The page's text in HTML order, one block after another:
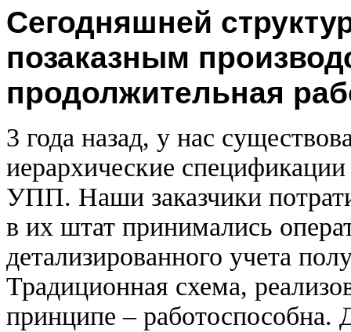
Сегодняшней
позаказным
продолжительная
3 года назад, у нас
иерархические
УПП. Наши заказчики
в их штат принимались
детализированного учета
Традиционная схема,
принципе – работоспособна.